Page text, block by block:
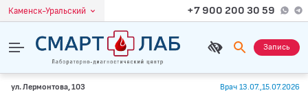
Каменск-Уральский +7 900 200 30 59
Запись
ул. Лермонтова, 103 Врач 13.07.,15.07.2026